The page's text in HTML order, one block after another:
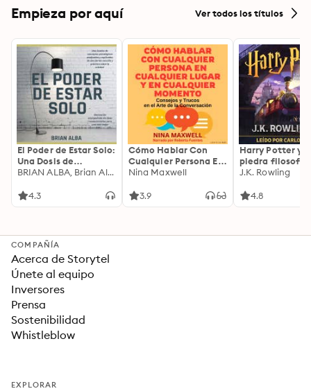
Empieza por aquí Ver todos los títulos
El Poder de Estar Solo:
Una Dosis de
Motivación
Ideas Revolucionarias
BRIAN ALBA, Brian Alba
4.3
Cómo Hablar Con
Cualquier Persona En
Cualquier Lugar Y En
Nina Maxwell
3.9
Harry Potter y
piedra filosofal
J.K. Rowling
4.8
COMPAÑÍA
Acerca de Storytel
Únete al equipo
Inversores
Prensa
Sostenibilidad
Whistleblow
EXPLORAR